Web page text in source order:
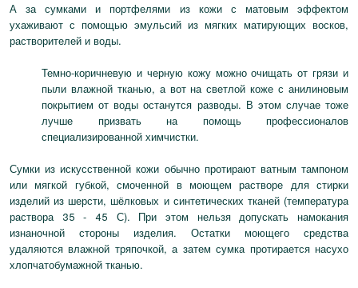
А за сумками и портфелями из кожи с матовым эффектом
ухаживают с помощью эмульсий из мягких матирующих восков,
растворителей и воды.
Темно-коричневую и черную кожу можно очищать от грязи и
пыли влажной тканью, а вот на светлой коже с анилиновым
покрытием от воды останутся разводы. В этом случае тоже
лучше призвать на помощь профессионалов
специализированной химчистки.
Сумки из искусственной кожи обычно протирают ватным тампоном
или мягкой губкой, смоченной в моющем растворе для стирки
изделий из шерсти, шёлковых и синтетических тканей (температура
раствора 35 - 45 С). При этом нельзя допускать намокания
изнаночной стороны изделия. Остатки моющего средства
удаляются влажной тряпочкой, а затем сумка протирается насухо
хлопчатобумажной тканью.